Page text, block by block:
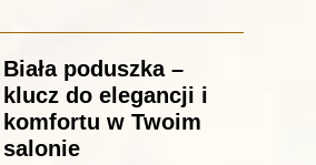
Biała poduszka –
klucz do elegancji i
komfortu w Twoim
salonie